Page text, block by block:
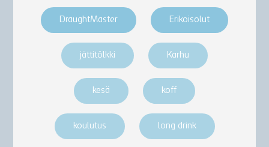
DraughtMaster Erikoisolut
jättitölkki Karhu
kesä koff
koulutus long drink